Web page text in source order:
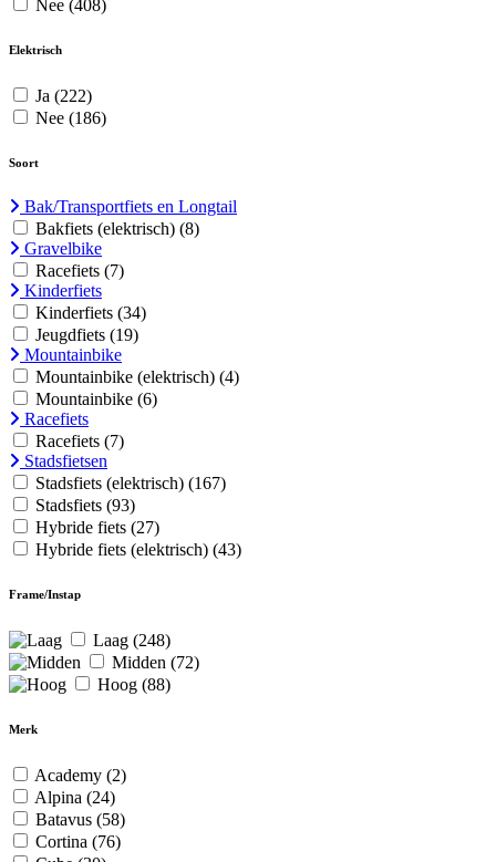
Nee (408)
Elektrisch
Ja (222)
Nee (186)
Soort
Bak/Transportfiets en Longtail
Bakfiets (elektrisch) (8)
Gravelbike
Racefiets (7)
Kinderfiets
Kinderfiets (34)
Jeugdfiets (19)
Mountainbike
Mountainbike (elektrisch) (4)
Mountainbike (6)
Racefiets
Racefiets (7)
Stadsfietsen
Stadsfiets (elektrisch) (167)
Stadsfiets (93)
Hybride fiets (27)
Hybride fiets (elektrisch) (43)
Frame/Instap
Laag (248)
Midden (72)
Hoog (88)
Merk
Academy (2)
Alpina (24)
Batavus (58)
Cortina (76)